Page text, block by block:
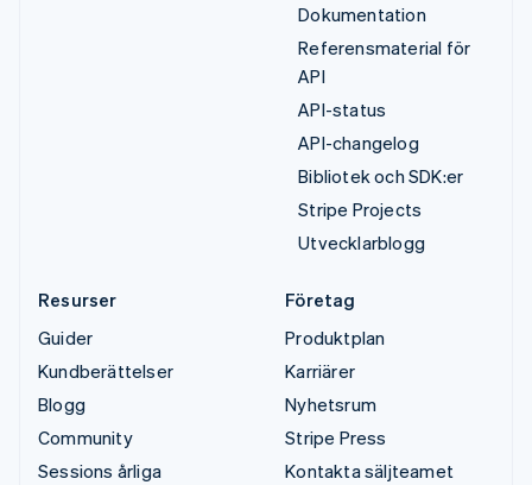
Dokumentation
Referensmaterial för
API
API-status
API-changelog
Bibliotek och SDK:er
Stripe Projects
Utvecklarblogg
Resurser
Guider
Kundberättelser
Blogg
Community
Sessions årliga
Företag
Produktplan
Karriärer
Nyhetsrum
Stripe Press
Kontakta säljteamet